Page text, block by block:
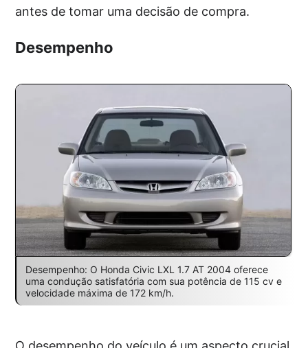
antes de tomar uma decisão de compra.
Desempenho
Desempenho: O Honda Civic LXL 1.7 AT 2004 oferece
uma condução satisfatória com sua potência de 115 cv e
velocidade máxima de 172 km/h.